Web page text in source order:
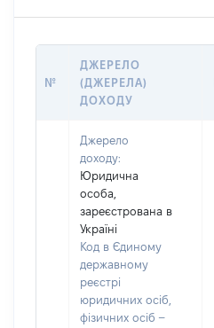
№
ДЖЕРЕЛО
(ДЖЕРЕЛА)
ДОХОДУ
Джерело
доходу:
Юридична
особа,
зареєстрована в
Україні
Код в Єдиному
державному
реєстрі
юридичних осіб,
фізичних осіб –